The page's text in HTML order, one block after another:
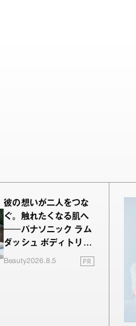
彼の想いが二人をつな
ぐ。触れたくなる肌へ
──パナソニック ラム
ダッシュ ボディトリマ
ーが進化！
Beauty2026.8.5 PR